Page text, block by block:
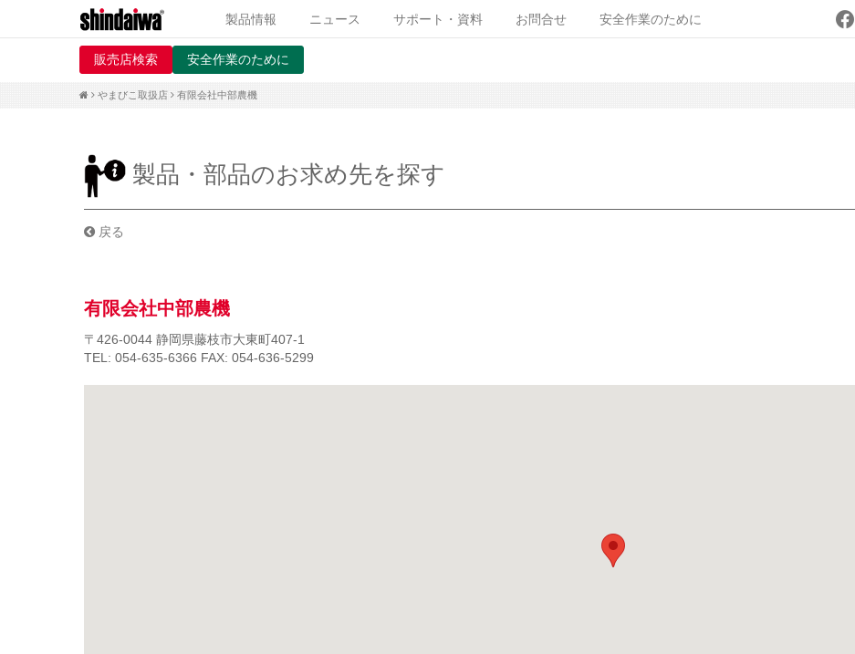
製品情報 ニュース サポート・資料 お問合せ 安全作業のために
販売店検索 安全作業のために
やまびこ取扱店 有限会社中部農機
製品・部品のお求め先を探す
戻る
有限会社中部農機
〒426-0044 静岡県藤枝市大東町407-1
TEL: 054-635-6366 FAX: 054-636-5299